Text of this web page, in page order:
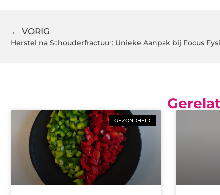
← VORIG
Herstel na Schouderfractuur: Unieke Aanpak bij Focus
GEZONDHEID